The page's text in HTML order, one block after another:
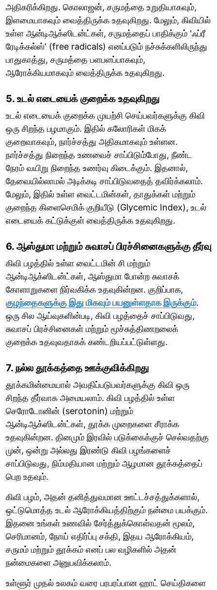
அதிகரிக்கிறது. கொலாஜன், சருமத்தை உறுதியாகவும்,
இளமையாகவும் வைத்திருக்க உதவுகிறது. மேலும், கிவியில்
உள்ள ஆன்டிஆக்ஸிடன்ட்கள், சருமத்தைப் பாதிக்கும் 'ஃப்ரீ
ரேடிக்கல்ஸ்' (free radicals) எனப்படும் நச்சுக்களிலிருந்து
பாதுகாத்து, சருமத்தை பளபளப்பாகவும்,
ஆரோக்கியமாகவும் வைத்திருக்க உதவுகிறது.
5. உடல் எடையைக் குறைக்க உதவுகிறது
உடல் எடையைக் குறைக்க முயற்சி செய்பவர்களுக்கு கிவி
ஒரு சிறந்த பழமாகும். இதில் கலோரிகள் மிகக்
குறைவாகவும், நார்ச்சத்து அதிகமாகவும் உள்ளன.
நார்ச்சத்து நிறைந்த உணவைச் சாப்பிடும்போது, நீண்ட
நேரம் வயிறு நிறைந்த உணர்வு கிடைக்கும். இதனால்,
தேவையில்லாமல் அடிக்கடி சாப்பிடுவதைத் தவிர்க்கலாம்.
மேலும், இதில் உள்ள வைட்டமின்கள், தாதுக்கள் மற்றும்
குறைந்த கிளைசெமிக் குறியீடு (Glycemic Index), உடல்
எடையைக் கட்டுக்குள் வைத்திருக்க உதவுகிறது.
6. ஆஸ்துமா மற்றும் சுவாசப் பிரச்சினைகளுக்கு தீர்வு
கிவி பழத்தில் உள்ள வைட்டமின் சி மற்றும்
ஆன்டிஆக்ஸிடன்ட்கள், ஆஸ்துமா போன்ற சுவாசக்
கோளாறுகளை நிர்வகிக்க உதவுகின்றன. குறிப்பாக,
குழந்தைகளுக்கு இது மிகவும் பயனுள்ளதாக இருக்கும்.
ஒரு சில ஆய்வுகளின்படி, கிவி பழத்தைச் சாப்பிடுவது,
சுவாசப் பிரச்சினைகள் மற்றும் மூச்சுத்திணறலைக்
குறைக்க உதவுவதாகக் கண்டறியப்பட்டுள்ளது.
7. நல்ல தூக்கத்தை ஊக்குவிக்கிறது
தூக்கமின்மையால் அவதிப்படுபவர்களுக்கு கிவி ஒரு
சிறந்த தீர்வாக அமையலாம். கிவி பழத்தில் உள்ள
செரோடோனின் (serotonin) மற்றும்
ஆன்டிஆக்ஸிடன்ட்கள், தூக்க முறைகளை சீராக்க
உதவுகின்றன. தினமும் இரவில் படுக்கைக்குச் செல்வதற்கு
முன், ஒன்று அல்லது இரண்டு கிவி பழங்களைச்
சாப்பிடுவது, நிம்மதியான மற்றும் ஆழமான தூக்கத்தைப்
பெற உதவும்.
கிவி பழம், அதன் தனித்துவமான ஊட்டச்சத்துக்களால்,
ஒட்டுமொத்த உடல் ஆரோக்கியத்திற்கும் நன்மை பயக்கும்.
இதனை உங்கள் உணவில் சேர்த்துக்கொள்வதன் மூலம்,
செரிமானம், நோய் எதிர்ப்பு சக்தி, இதய ஆரோக்கியம்,
சருமம் மற்றும் தூக்கம் எனப் பல வழிகளில் அதன்
நன்மைகளை அனுபவிக்கலாம்.
உள்ளூர் முதல் உலகம் வரை பரபரப்பான ஹாட் செய்திகளை